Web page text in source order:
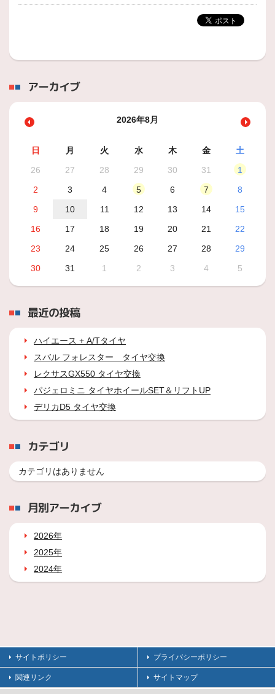
アーカイブ
2026年8月
日 月 火 水 木 金
土
26
27 28 29 30 31
1
2
3 4 5 6 7
8
9
10 11 12 13 14
15
16
17 18 19 20 21
22
23
24 25 26 27 28
29
30
31 1 2 3 4 5
最近の投稿
ハイエース + A/Tタイヤ
スバル フォレスター タイヤ交換
レクサスGX550 タイヤ交換
パジェロミニ タイヤホイールSET＆リフトUP
デリカD5 タイヤ交換
カテゴリ
カテゴリはありません
月別アーカイブ
2026年
2025年
2024年
サイトポリシー プライバシーポリシー
関連リンク サイトマップ